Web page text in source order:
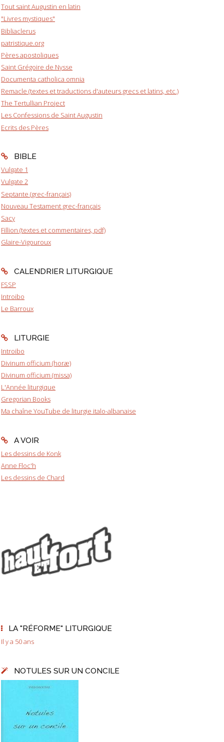
Tout saint Augustin en latin
"Livres mystiques"
Bibliaclerus
patristique.org
Pères apostoliques
Saint Grégoire de Nysse
Documenta catholica omnia
Remacle (textes et traductions d'auteurs grecs et latins, etc.)
The Tertullian Project
Les Confessions de Saint Augustin
Ecrits des Pères
BIBLE
Vulgate 1
Vulgate 2
Septante (grec-français)
Nouveau Testament grec-français
Sacy
Fillion (textes et commentaires, pdf)
Glaire-Vigouroux
CALENDRIER LITURGIQUE
FSSP
Introibo
Le Barroux
LITURGIE
Introibo
Divinum officium (horæ)
Divinum officium (missa)
L'Année liturgique
Gregorian Books
Ma chaîne YouTube de liturgie italo-albanaise
A VOIR
Les dessins de Konk
Anne Floc'h
Les dessins de Chard
LA "RÉFORME" LITURGIQUE
Il y a 50 ans
NOTULES SUR UN CONCILE